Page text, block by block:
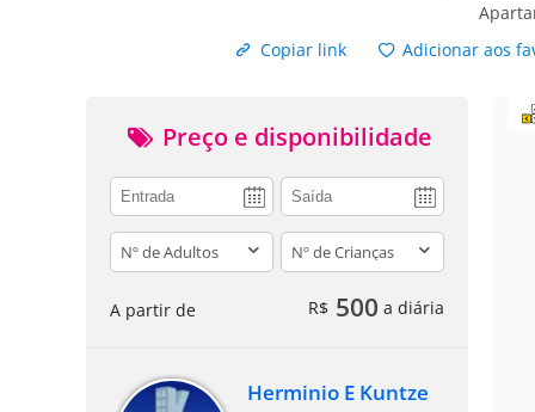
Copiar link
Adicionar aos
Preço e disponibilidade
adults children
A partir de R$ 500 a diária
Herminio E Kuntze